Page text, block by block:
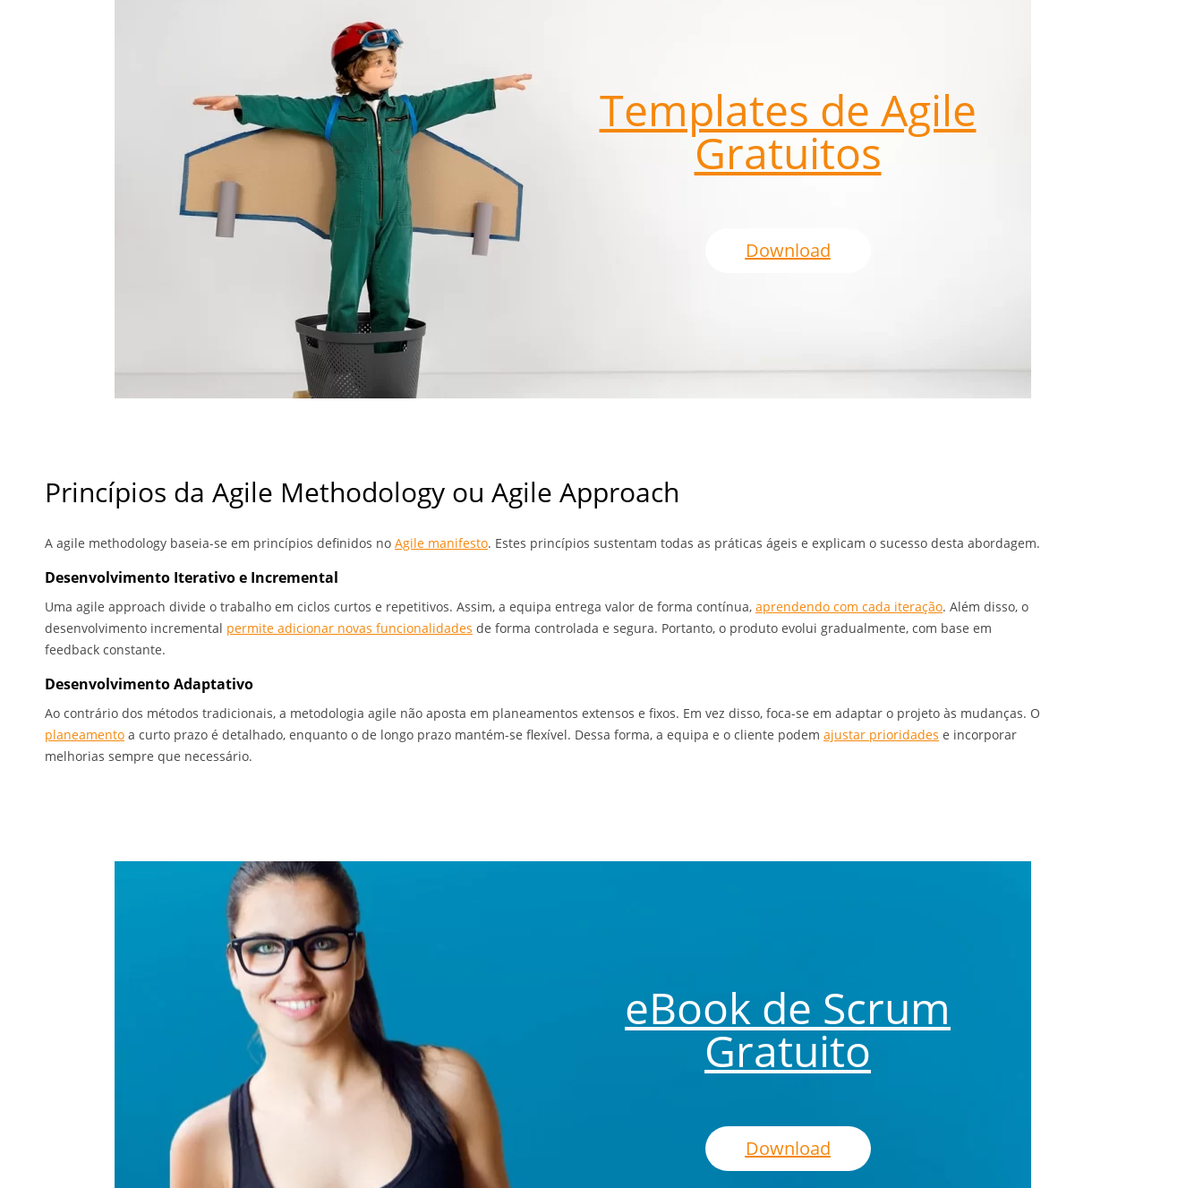
Templates de Agile
Gratuitos
Download
Princípios da Agile Methodology ou Agile Approach
A agile methodology baseia-se em princípios definidos no Agile manifesto. Estes princípios sustentam todas as práticas ágeis e explicam o sucesso desta abordagem.
Desenvolvimento Iterativo e Incremental
Uma agile approach divide o trabalho em ciclos curtos e repetitivos. Assim, a equipa entrega valor de forma contínua, aprendendo com cada iteração. Além disso, o
desenvolvimento incremental permite adicionar novas funcionalidades de forma controlada e segura. Portanto, o produto evolui gradualmente, com base em
feedback constante.
Desenvolvimento Adaptativo
Ao contrário dos métodos tradicionais, a metodologia agile não aposta em planeamentos extensos e fixos. Em vez disso, foca-se em adaptar o projeto às mudanças. O
planeamento a curto prazo é detalhado, enquanto o de longo prazo mantém-se flexível. Dessa forma, a equipa e o cliente podem ajustar prioridades e incorporar
melhorias sempre que necessário.
eBook de Scrum
Gratuito
Download